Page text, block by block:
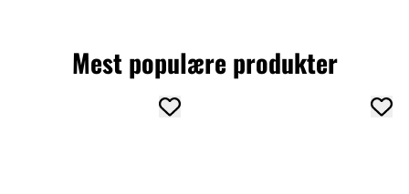
Mest populære produkter